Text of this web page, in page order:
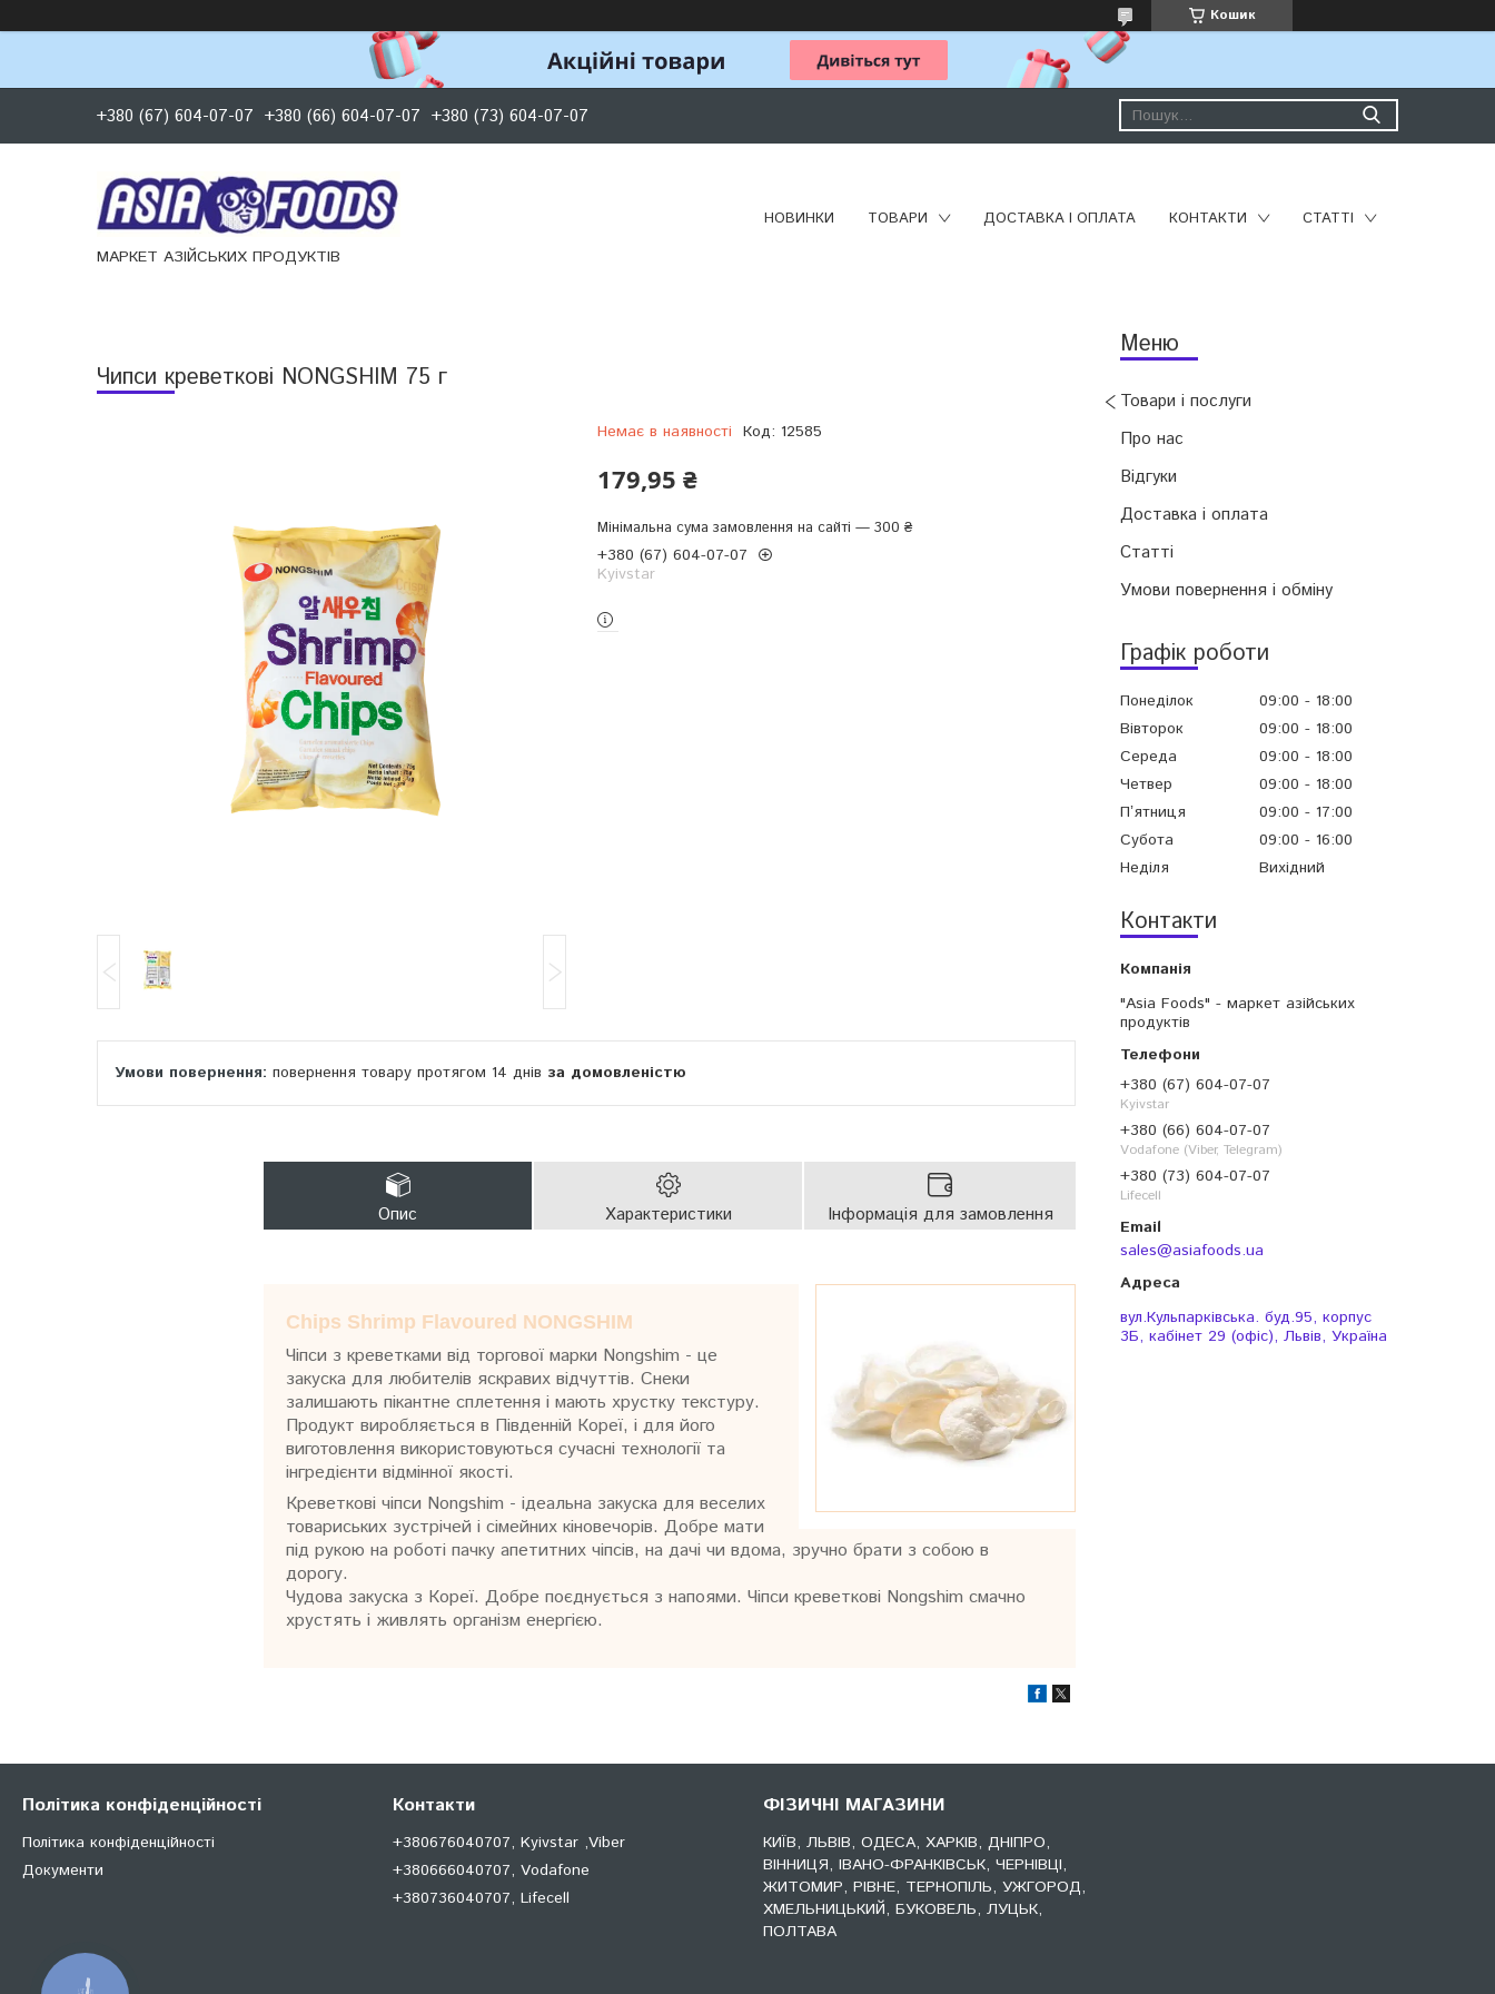
Кошик
+380 (67) 604-07-07 +380 (66) 604-07-07 +380 (73) 604-07-07
МАРКЕТ АЗІЙСЬКИХ ПРОДУКТІВ
НОВИНКИ ТОВАРИ ДОСТАВКА І ОПЛАТА КОНТАКТИ СТАТТІ
Товари і послуги
Про нас
Відгуки
Доставка і оплата
Статті
Умови повернення і обміну
Графік роботи
Понеділок 09:00
18:00
Вівторок
09:00
18:00
Середа
09:00
18:00
Четвер
09:00
18:00
Пʼятниця
09:00
17:00
Субота
09:00
16:00
Неділя
Вихідний
Контакти
"Asia Foods" - маркет азійських
продуктів
+380 (67) 604-07-07
Kyivstar
+380 (66) 604-07-07
Vodafone (Viber, Telegram)
+380 (73) 604-07-07
Lifecell
sales@asiafoods.ua
вул.Кульпарківська. буд.95, корпус
3Б, кабінет 29 (офіс), Львів, Україна
Чипси креветкові NONGSHIM 75 г
Немає в наявності Код: 12585
179,95 ₴
Мінімальна сума замовлення на сайті — 300 ₴
+380 (67) 604-07-07
Kyivstar
повернення товару протягом 14 днів за домовленістю
Опис Характеристики Інформація для замовлення
Chips Shrimp Flavoured NONGSHIM
Чіпси з креветками від торгової марки Nongshim - це
закуска для любителів яскравих відчуттів. Снеки
залишають пікантне сплетення і мають хрустку текстуру.
Продукт виробляється в Південній Кореї, і для його
виготовлення використовуються сучасні технології та
інгредієнти відмінної якості.
Креветкові чіпси Nongshim - ідеальна закуска для веселих
товариських зустрічей і сімейних кіновечорів. Добре мати
під рукою на роботі пачку апетитних чіпсів, на дачі чи вдома, зручно брати з собою в
дорогу.
Чудова закуска з Кореї. Добре поєднується з напоями. Чіпси креветкові Nongshim смачно
хрустять і живлять організм енергією.
Політика конфіденційності
Політика конфіденційності
Документи
Контакти
+380676040707, Kyivstar ,Viber
+380666040707, Vodafone
+380736040707, Lifecell
ФІЗИЧНІ МАГАЗИНИ
КИЇВ, ЛЬВІВ, ОДЕСА, ХАРКІВ, ДНІПРО,
ВІННИЦЯ, ІВАНО-ФРАНКІВСЬК, ЧЕРНІВЦІ,
ЖИТОМИР, РІВНЕ, ТЕРНОПІЛЬ, УЖГОРОД,
ХМЕЛЬНИЦЬКИЙ, БУКОВЕЛЬ, ЛУЦЬК,
ПОЛТАВА